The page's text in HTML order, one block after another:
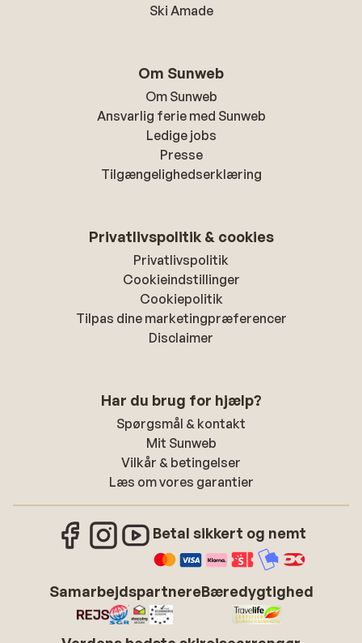
Ski Amade
Om Sunweb
Om Sunweb
Ansvarlig ferie med Sunweb
Ledige jobs
Presse
Tilgængelighedserklæring
Privatlivspolitik & cookies
Privatlivspolitik
Cookieindstillinger
Cookiepolitik
Tilpas dine marketingpræferencer
Disclaimer
Har du brug for hjælp?
Spørgsmål & kontakt
Mit Sunweb
Vilkår & betingelser
Læs om vores garantier
Betal sikkert og nemt
SamarbejdspartnereBæredygtighed